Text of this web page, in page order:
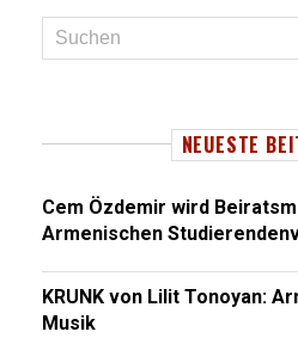
NEUESTE
Cem Özdemir wird
Armenischen
KRUNK von Lilit Tonoyan:
Musik